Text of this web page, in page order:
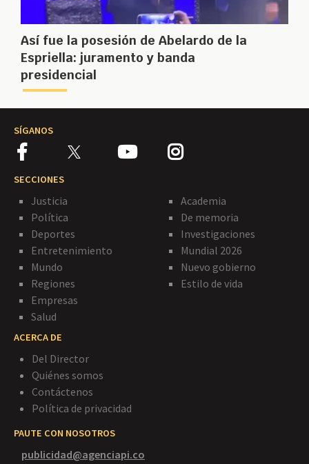
Así fue la posesión de Abelardo de la
Espriella: juramento y banda
presidencial
SÍGANOS
SECCIONES
Justicia
Política
Deportes
Entretenimiento
Mundo
Regiones
Empresas
Salud
Academia
De memoria
Investigaciones
Mundial 2026
Nuevo gobierno
Estilo de vida
ACERCA DE
Del Director
Quiénes somos
Contáctenos
Política de privacidad
PAUTE CON NOSOTROS
publicidad@agenciapi.co